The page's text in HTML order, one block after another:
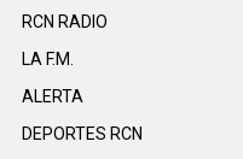
RCN RADIO
LA F.M.
ALERTA
DEPORTES RCN